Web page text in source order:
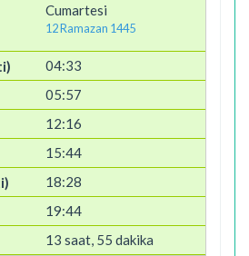
Cumartesi
12 Ramazan 1445
04:33
05:57
12:16
15:44
18:28
19:44
13 saat, 55 dakika